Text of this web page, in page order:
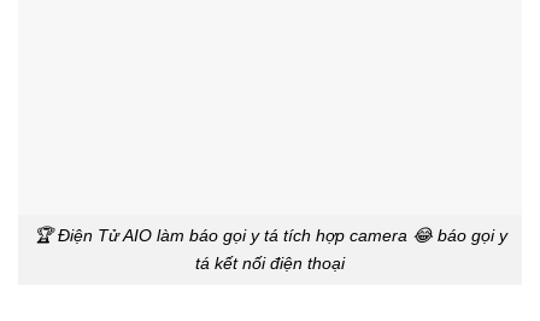
🏆 Điện Tử AIO làm báo gọi y tá tích hợp camera 😂 báo gọi y
tá kết nối điện thoại